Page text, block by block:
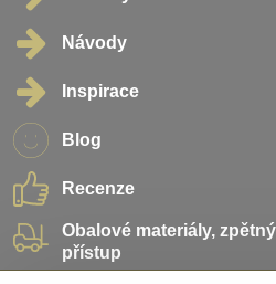
Návody
Inspirace
Blog
Recenze
Obalové materiály,
přístup